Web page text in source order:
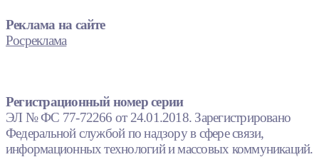
Реклама на сайте
Росреклама
Регистрационный номер серии
ЭЛ № ФС 77-72266 от 24.01.2018. Зарегистрировано
Федеральной службой по надзору в сфере связи,
информационных технологий и массовых коммуникаций.